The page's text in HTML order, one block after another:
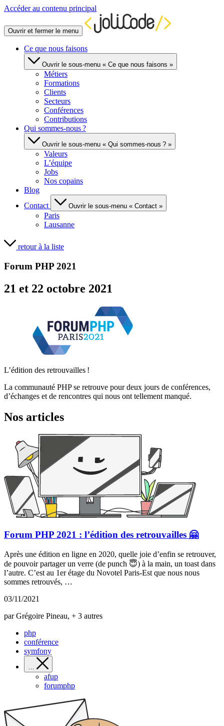
Accéder au contenu principal
Ouvrir et fermer le menu
Ce que nous faisons
Ouvrir le sous-menu « Ce que nous faisons »
Métiers
Formations
Clients
Secteurs
Conférences
Contributions
Qui sommes-nous ?
Ouvrir le sous-menu « Qui sommes-nous ? »
Valeurs
L’équipe
Jobs
Nos copains
Blog
Contact
Ouvrir le sous-menu « Contact »
Paris
Lausanne
retour à la liste
Forum PHP 2021
21 et 22 octobre 2021
L’édition des retrouvailles !
La communauté PHP se retrouve pour deux jours de conférences,
d’échanges et de rencontres qui nous ont tellement manqué.
Nos articles
Forum PHP 2021 : l’édition des retrouvailles 🤗
Après une édition en ligne en 2020, quelle joie d’enfin se retrouver,
de pouvoir partager un verre (de punch 😇) à la main, un toast dans
l’autre. C’est au 1er étage du Novotel Paris-Est que nous nous
sommes retrouvés, …
03/11/2021
par Grégoire Pineau, + 3 autres
php
conférence
symfony
afup
forumphp